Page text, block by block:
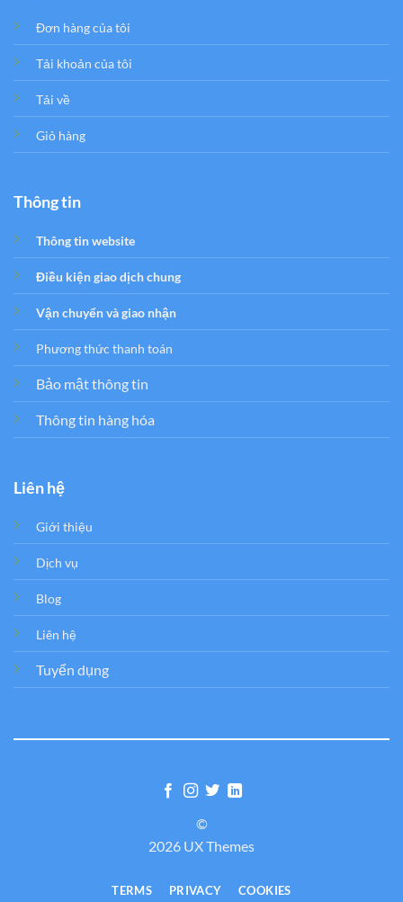
Đơn hàng của tôi
Tải khoản của tôi
Tải về
Giỏ hàng
Thông tin
Thông tin website
Điều kiện giao dịch chung
Vận chuyển và giao nhận
Phương thức thanh toán
Bảo mật thông tin
Thông tin hàng hóa
Liên hệ
Giới thiệu
Dịch vụ
Blog
Liên hệ
Tuyển dụng
©
2026 UX Themes
TERMS PRIVACY COOKIES